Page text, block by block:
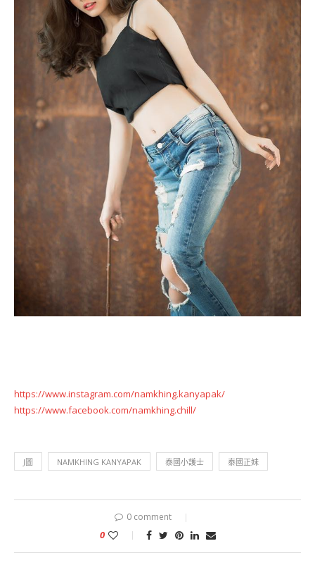
https://www.instagram.com/namkhing.kanyapak/
https://www.facebook.com/namkhing.chill/
J圖 NAMKHING KANYAPAK 泰國小護士 泰國正妹
0 comment
0